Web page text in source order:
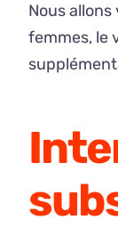
Nous
femmes, le